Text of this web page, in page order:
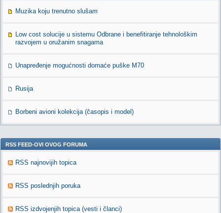
Muzika koju trenutno slušam
Low cost solucije u sistemu Odbrane i benefitiranje tehnološkim
razvojem u oružanim snagama
Unapređenje mogućnosti domaće puške M70
Rusija
Borbeni avioni kolekcija (časopis i model)
RSS FEED-OVI OVOG FORUMA
RSS najnovijih topica
RSS poslednjih poruka
RSS izdvojenjih topica (vesti i članci)